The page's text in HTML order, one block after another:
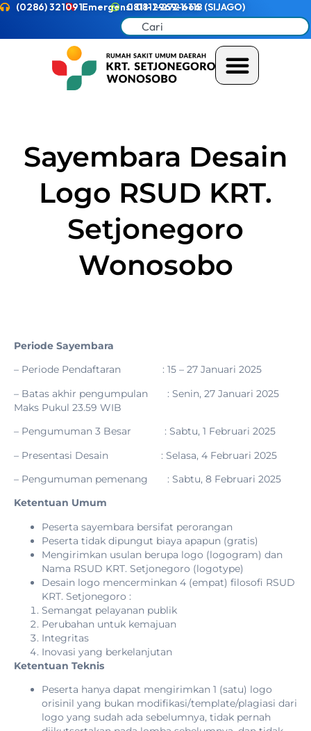
Emergensi 0811-2721-118 (SIJAGO)
0811-2969-666
(0286) 321091
Sayembara Desain
Logo RSUD KRT.
Setjonegoro
Wonosobo
Periode Sayembara
– Periode Pendaftaran : 15 – 27 Januari 2025
– Batas akhir pengumpulan : Senin, 27 Januari 2025
Maks Pukul 23.59 WIB
– Pengumuman 3 Besar : Sabtu, 1 Februari 2025
– Presentasi Desain : Selasa, 4 Februari 2025
– Pengumuman pemenang : Sabtu, 8 Februari 2025
Ketentuan Umum
Peserta sayembara bersifat perorangan
Peserta tidak dipungut biaya apapun (gratis)
Mengirimkan usulan berupa logo (logogram) dan
Nama RSUD KRT. Setjonegoro (logotype)
Desain logo mencerminkan 4 (empat) filosofi RSUD
KRT. Setjonegoro :
Semangat pelayanan publik
Perubahan untuk kemajuan
Integritas
Inovasi yang berkelanjutan
Ketentuan Teknis
Peserta hanya dapat mengirimkan 1 (satu) logo
orisinil yang bukan modifikasi/template/plagiasi dari
logo yang sudah ada sebelumnya, tidak pernah